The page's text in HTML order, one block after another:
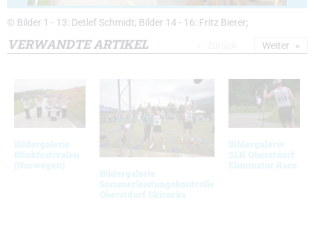
© Bilder 1 - 13: Detlef Schmidt; Bilder 14 - 16: Fritz Bierer;
VERWANDTE ARTIKEL
Bildergalerie
Blinkfestivalen
(Norwegen)
Bildergalerie
Sommerleistungskontrolle
Oberstdorf Skirocks
Bildergalerie
SLK Oberstdorf
Eliminator Race
Weiter